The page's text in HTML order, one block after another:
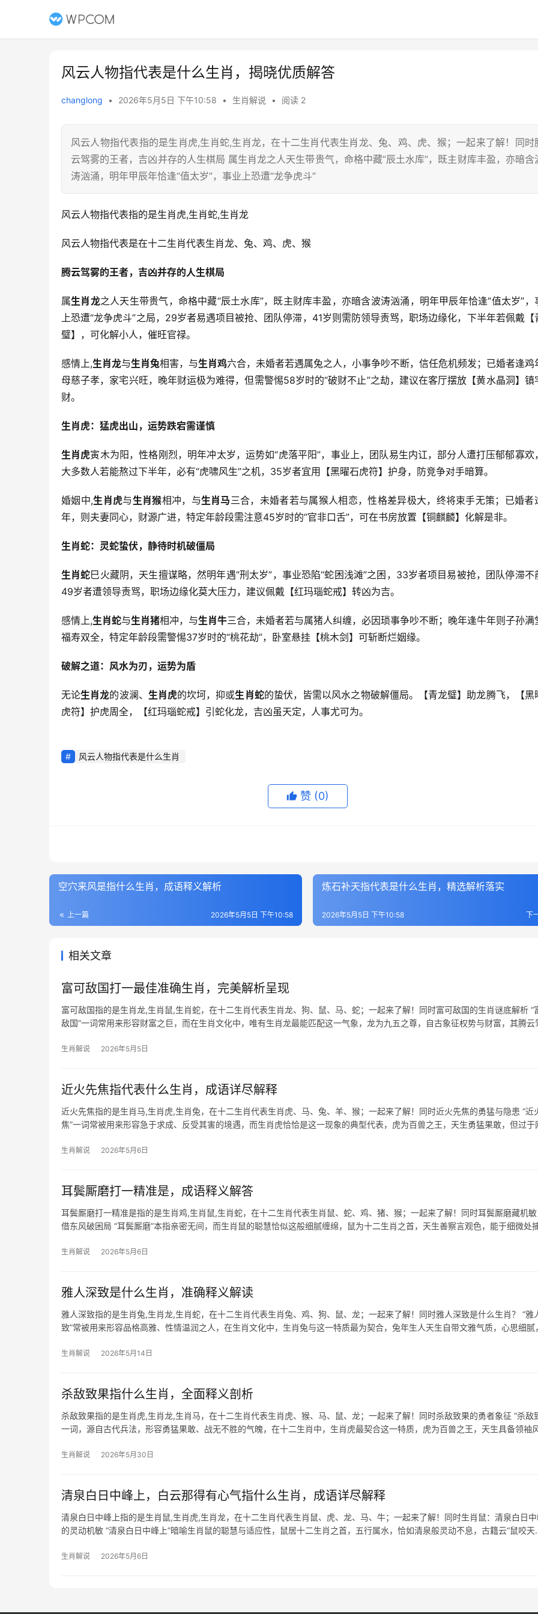
风云人物指代表是什么生肖，揭晓优质解答
changlong • 2026年5月5日 下午10:58 • 生肖解说 • 阅读 2
风云人物指代表指的是生肖虎,生肖蛇,生肖龙，在十二生肖代表生肖龙、兔、鸡、虎、猴；一起来了解！同时
云驾雾的王者，吉凶并存的人生棋局 属生肖龙之人天生带贵气，命格中藏“辰土水库”，既主财库丰盈，亦暗含
涛汹涌，明年甲辰年恰逢“值太岁”，事业上恐遭“龙争虎斗”
风云人物指代表指的是生肖虎,生肖蛇,生肖龙
风云人物指代表是在十二生肖代表生肖龙、兔、鸡、虎、猴
腾云驾雾的王者，吉凶并存的人生棋局
属生肖龙之人天生带贵气，命格中藏“辰土水库”，既主财库丰盈，亦暗含波涛汹涌，明年甲辰年恰逢“值太岁”，
上恐遭“龙争虎斗”之局，29岁者易遇项目被抢、团队停滞，41岁则需防领导责骂，职场边缘化，下半年若佩戴【
璧】，可化解小人，催旺官禄。
感情上,生肖龙与生肖兔相害，与生肖鸡六合，未婚者若遇属兔之人，小事争吵不断，信任危机频发；已婚者逢鸡
母慈子孝，家宅兴旺，晚年财运极为难得，但需警惕58岁时的“破财不止”之劫，建议在客厅摆放【黄水晶洞】镇
财。
生肖虎：猛虎出山，运势跌宕需谨慎
生肖虎寅木为阳，性格刚烈，明年冲太岁，运势如“虎落平阳”，事业上，团队易生内讧，部分人遭打压郁郁寡欢
大多数人若能熬过下半年，必有“虎啸风生”之机，35岁者宜用【黑曜石虎符】护身，防竞争对手暗算。
婚姻中,生肖虎与生肖猴相冲，与生肖马三合，未婚者若与属猴人相恋，性格差异极大，终将束手无策；已婚者
年，则夫妻同心，财源广进，特定年龄段需注意45岁时的“官非口舌”，可在书房放置【铜麒麟】化解是非。
生肖蛇：灵蛇蛰伏，静待时机破僵局
生肖蛇巳火藏阴，天生擅谋略，然明年遇“刑太岁”，事业恐陷“蛇困浅滩”之困，33岁者项目易被抢，团队停滞不
49岁者遭领导责骂，职场边缘化莫大压力，建议佩戴【红玛瑙蛇戒】转凶为吉。
感情上,生肖蛇与生肖猪相冲，与生肖牛三合，未婚者若与属猪人纠缠，必因琐事争吵不断；晚年逢牛年则子孙满
福寿双全，特定年龄段需警惕37岁时的“桃花劫”，卧室悬挂【桃木剑】可斩断烂姻缘。
破解之道：风水为刃，运势为盾
无论生肖龙的波澜、 生肖虎的坎坷，抑或生肖蛇的蛰伏，皆需以风水之物破解僵局。【青龙璧】助龙腾飞，【黑
虎符】护虎周全，【红玛瑙蛇戒】引蛇化龙，吉凶虽天定，人事尤可为。
风云人物指代表是什么生肖
赞 (0)
空穴来风是指什么生肖，成语释义解析
上一篇 2026年5月5日 下午10:58
炼石补天指代表是什么生肖，精选解析落实
下
2026年5月5日 下午10:58
相关文章
富可敌国打一最佳准确生肖，完美解析呈现
富可敌国指的是生肖龙,生肖鼠,生肖蛇，在十二生肖代表生肖龙、狗、鼠、马、蛇；一起来了解！同时富可敌国的生肖谜底解析 “
敌国”一词常用来形容财富之巨，而在生肖文化中，唯有生肖龙最能匹配这一气象，龙为九五之尊，自古象征权势与财富，其腾云
生肖解说 2026年5月5日
近火先焦指代表什么生肖，成语详尽解释
近火先焦指的是生肖马,生肖虎,生肖兔，在十二生肖代表生肖虎、马、兔、羊、猴；一起来了解！同时近火先焦的勇猛与隐患 “近
焦”一词常被用来形容急于求成、反受其害的境遇，而生肖虎恰恰是这一现象的典型代表，虎为百兽之王，天生勇猛果敢，但过于
生肖解说 2026年5月6日
耳鬓厮磨打一精准是，成语释义解答
耳鬓厮磨打一精准是指的是生肖鸡,生肖鼠,生肖蛇，在十二生肖代表生肖鼠、蛇、鸡、猪、猴；一起来了解！同时耳鬓厮磨藏机
借东风破困局 “耳鬓厮磨”本指亲密无间，而生肖鼠的聪慧恰似这般细腻缠绵，鼠为十二生肖之首，天生善察言观色，能于细微处
生肖解说 2026年5月6日
雅人深致是什么生肖，准确释义解读
雅人深致指的是生肖兔,生肖龙,生肖蛇，在十二生肖代表生肖兔、鸡、狗、鼠、龙；一起来了解！同时雅人深致是什么生肖？ “雅
致”常被用来形容品格高雅、性情温润之人，在生肖文化中，生肖兔与这一特质最为契合，兔年生人天生自带文雅气质，心思细腻
生肖解说 2026年5月14日
杀敌致果指什么生肖，全面释义剖析
杀敌致果指的是生肖虎,生肖龙,生肖马，在十二生肖代表生肖虎、猴、马、鼠、龙；一起来了解！同时杀敌致果的勇者象征 “杀敌
一词，源自古代兵法，形容勇猛果敢、战无不胜的气魄，在十二生肖中，生肖虎最契合这一特质，虎为百兽之王，天生具备领袖
生肖解说 2026年5月30日
清泉白日中峰上，白云那得有心气指什么生肖，成语详尽解释
清泉白日中峰上指的是生肖鼠,生肖虎,生肖龙，在十二生肖代表生肖鼠、虎、龙、马、牛；一起来了解！同时生肖鼠：清泉白日
的灵动机敏 “清泉白日中峰上”暗喻生肖鼠的聪慧与适应性，鼠居十二生肖之首，五行属水，恰如清泉般灵动不息，古籍云“鼠咬天
生肖解说 2026年5月6日